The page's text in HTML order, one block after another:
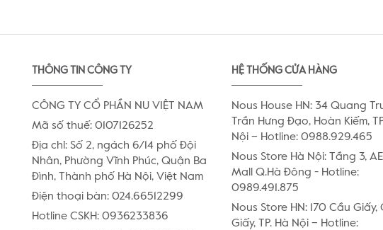
THÔNG TIN CÔNG TY
CÔNG TY CỔ PHẦN NU VIỆT NAM
Mã số thuế: 0107126252
Địa chỉ: Số 2, ngách 6/14 phố Đội
Nhân, Phường Vĩnh Phúc, Quận Ba
Đình, Thành phố Hà Nội, Việt Nam
Điện thoại bàn: 024.66512299
Hotline CSKH: 0936233836
HỆ THỐNG CỬA HÀNG
Nous House HN: 34 Quang
Trần Hưng Đạo, Hoàn Kiếm,
Nội – Hotline: 0988.929.465
Nous Store Hà Nội: Tầng 3,
Mall Q.Hà Đông - Hotline:
0989.491.875
Nous Store HN: 170 Cầu Giấy,
Giấy, TP. Hà Nội – Hotline: